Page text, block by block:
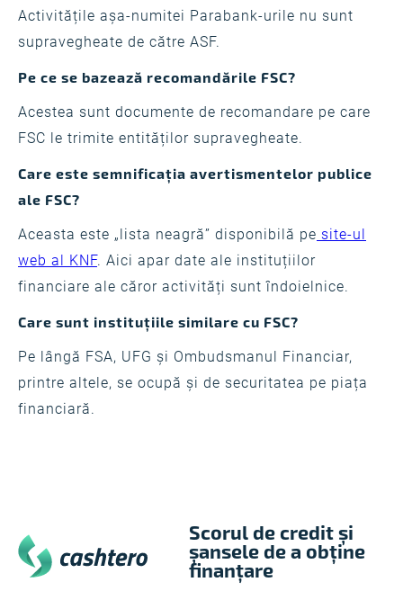
Activitățile așa-numitei Parabank-urile nu sunt
supravegheate de către ASF.
Pe ce se bazează recomandările FSC?
Acestea sunt documente de recomandare pe care
FSC le trimite entităților supravegheate.
Care este semnificația avertismentelor publice
ale FSC?
Aceasta este „lista neagră” disponibilă pe site-ul
web al KNF. Aici apar date ale instituțiilor
financiare ale căror activități sunt îndoielnice.
Care sunt instituțiile similare cu FSC?
Pe lângă FSA, UFG și Ombudsmanul Financiar,
printre altele, se ocupă și de securitatea pe piața
financiară.
Scorul de credit și
șansele de a obține
finanțare